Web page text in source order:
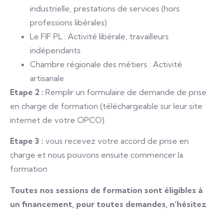
industrielle, prestations de services (hors
professions libérales)
Le FIF PL : Activité libérale, travailleurs
indépendants
Chambre régionale des métiers : Activité
artisanale
Etape 2 : Remplir un formulaire de demande de prise
en charge de formation (téléchargeable sur leur site
internet de votre OPCO)
Etape 3 : vous recevez votre accord de prise en
charge et nous pouvons ensuite commencer la
formation
Toutes nos sessions de formation sont éligibles à
un financement, pour toutes demandes, n’hésitez